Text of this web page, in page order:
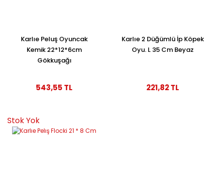
Karlıe Peluş Oyuncak
Kemik 22*12*6cm
Gökkuşağı
543,55 TL
Karlıe 2 Düğümlü İp Köpek
Oyu. L 35 Cm Beyaz
221,82 TL
Stok Yok